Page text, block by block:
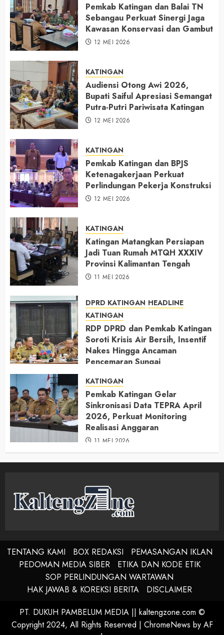
Pemkab Katingan dan Balai TN
Sebangau Perkuat Sinergi Jaga
Kawasan Konservasi dan Gambut
12 MEI 2026
KATINGAN
Audiensi Otong Awi 2026,
Bupati Saiful Apresiasi Semangat
Putra-Putri Pariwisata Katingan
12 MEI 2026
KATINGAN
Pemkab Katingan dan BPJS
Ketenagakerjaan Perkuat
Perlindungan Pekerja Konstruksi
12 MEI 2026
KATINGAN
Katingan Matangkan Persiapan
Jadi Tuan Rumah MTQH XXXIV
Provinsi Kalimantan Tengah
11 MEI 2026
DPRD KATINGAN HEADLINE
KATINGAN
RDP DPRD dan Pemkab Katingan
Soroti Krisis Air Bersih, Insentif
Nakes Hingga Ancaman
Pencemaran Sungai
KATINGAN
Pemkab Katingan Gelar
Sinkronisasi Data TEPRA April
2026, Perkuat Monitoring
Realisasi Anggaran
11 MEI 2026
TENTANG KAMI BOX REDAKSI
PEMASANGAN IKLAN
PEDOMAN MEDIA SIBER
ETIKA DAN KODE ETIK
SOP PERLINDUNGAN WARTAWAN
HAK JAWAB & KOREKSI BERITA
DISCLAIMER
PT. DUKUH PAMBELUM MEDIA || kaltengzone.com ©
Copyright 2024, All Rights Reserved | ChromeNews by AF